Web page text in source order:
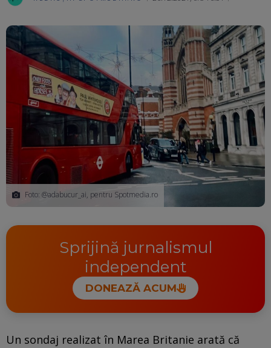
Foto: @adabucur_ai, pentru Spotmedia.ro
Sprijină jurnalismul
independent
DONEAZĂ ACUM
Un sondaj realizat în Marea Britanie arată că